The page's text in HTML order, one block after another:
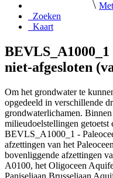
Zoeken
Kaart
BEVLS_A1000_1
niet-afgesloten
Om het grondwater te
opgedeeld in verschillende
grondwaterlichamen.
milieudoelstellingen getoetst
BEVLS_A1000_1 -
afzettingen van het
bovenliggende afzettingen
A0100, het Oligoceen
Paniseliaan Brusseliaan